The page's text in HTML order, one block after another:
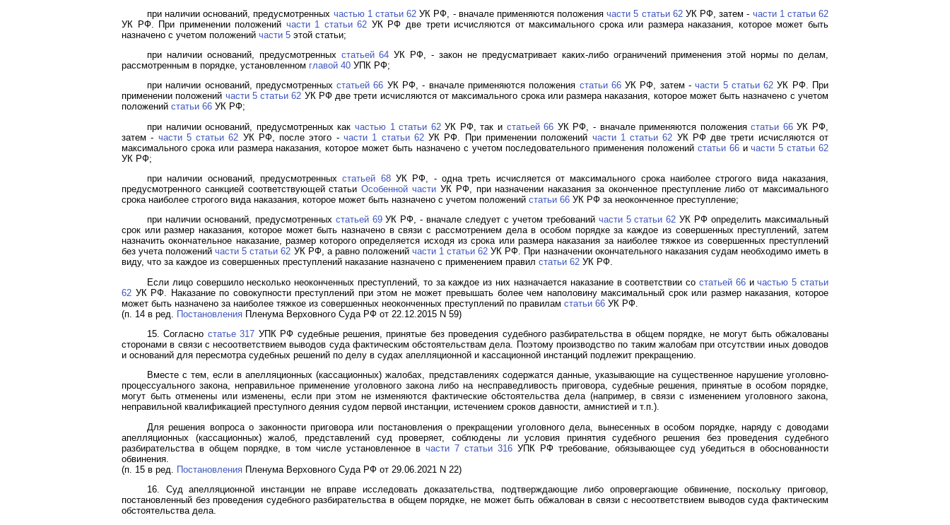
при наличии оснований, предусмотренных частью 1 статьи 62 УК РФ, - вначале применяются положениячасти 5 статьи 62УК РФ, затем - части 1 статьи 62
УК РФ. При применении положений части 1 статьи 62 УК РФ две трети исчисляются от максимального срока или размера наказания, которое может быть
назначено с учетом положений части 5 этой статьи;
при наличии оснований, предусмотренных статьей 64 УК РФ, - закон не предусматривает каких-либо ограничений применения этой нормы по делам,
рассмотренным в порядке, установленном главой 40 УПК РФ;
при наличии оснований, предусмотренныхстатьей 66 УК РФ, - вначале применяются положения статьи 66УК РФ, затем -части 5 статьи 62 УК РФ. При
применении положений части 5 статьи 62 УК РФ две трети исчисляются от максимального срока или размера наказания, которое может быть назначено с учетом
положений статьи 66 УК РФ;
при наличии оснований, предусмотренных как частью 1 статьи 62УК РФ, так и статьей 66 УК РФ, - вначале применяются положениястатьи 66УК РФ,
затем - части 5 статьи 62 УК РФ, после этого -части 1 статьи 62УК РФ. При применении положений части 1 статьи 62 УК РФ две трети исчисляются от
максимального срока или размера наказания, которое может быть назначено с учетом последовательного применения положений статьи 66ичасти 5 статьи 62
УК РФ;
при наличии оснований, предусмотренныхстатьей 68УК РФ, - одна треть исчисляется от максимального срока наиболее строгого вида наказания,
предусмотренного санкцией соответствующей статьиОсобенной части УК РФ, при назначении наказания за оконченное преступление либо от максимального
срока наиболее строгого вида наказания, которое может быть назначено с учетом положений статьи 66 УК РФ за неоконченное преступление;
при наличии оснований, предусмотренных статьей 69УК РФ, - вначале следует с учетом требований части 5 статьи 62 УК РФ определить максимальный
срок или размер наказания, которое может быть назначено в связи с рассмотрением дела в особом порядке за каждое из совершенных преступлений, затем
назначить окончательное наказание, размер которого определяется исходя из срока или размера наказания за наиболее тяжкое из совершенных преступлений
без учета положенийчасти 5 статьи 62 УК РФ, а равно положений части 1 статьи 62 УК РФ. При назначении окончательного наказания судам необходимо иметь в
виду, что за каждое из совершенных преступлений наказание назначено с применением правил статьи 62 УК РФ.
Если лицо совершило несколько неоконченных преступлений, то за каждое из них назначается наказание в соответствии со статьей 66ичастью 5 статьи
62 УК РФ. Наказание по совокупности преступлений при этом не может превышать более чем наполовину максимальный срок или размер наказания, которое
может быть назначено за наиболее тяжкое из совершенных неоконченных преступлений по правилам статьи 66 УК РФ.
(п. 14 в ред. Постановления Пленума Верховного Суда РФ от 22.12.2015 N 59)
15. Согласно статье 317 УПК РФ судебные решения, принятые без проведения судебного разбирательства в общем порядке, не могут быть обжалованы
сторонами в связи с несоответствием выводов суда фактическим обстоятельствам дела. Поэтому производство по таким жалобам при отсутствии иных доводов
и оснований для пересмотра судебных решений по делу в судах апелляционной и кассационной инстанций подлежит прекращению.
Вместе с тем, если в апелляционных (кассационных) жалобах, представлениях содержатся данные, указывающие на существенное нарушение уголовно-
процессуального закона, неправильное применение уголовного закона либо на несправедливость приговора, судебные решения, принятые в особом порядке,
могут быть отменены или изменены, если при этом не изменяются фактические обстоятельства дела (например, в связи с изменением уголовного закона,
неправильной квалификацией преступного деяния судом первой инстанции, истечением сроков давности, амнистией и т.п.).
Для решения вопроса о законности приговора или постановления о прекращении уголовного дела, вынесенных в особом порядке, наряду с доводами
апелляционных (кассационных) жалоб, представлений суд проверяет, соблюдены ли условия принятия судебного решения без проведения судебного
разбирательства в общем порядке, в том числе установленное в части 7 статьи 316 УПК РФ требование, обязывающее суд убедиться в обоснованности
обвинения.
(п. 15 в ред. Постановления Пленума Верховного Суда РФ от 29.06.2021 N 22)
16. Суд апелляционной инстанции не вправе исследовать доказательства, подтверждающие либо опровергающие обвинение, поскольку приговор,
постановленный без проведения судебного разбирательства в общем порядке, не может быть обжалован в связи с несоответствием выводов суда фактическим
обстоятельства дела.